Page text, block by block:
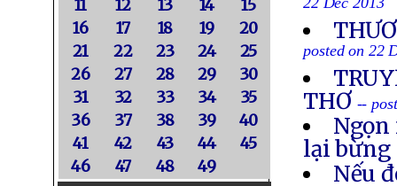
11
12 13 14
15
16
17 18 19
20
21
22 23 24
25
26
27 28 29
30
31
32 33 34
35
36
37 38 39
40
41
42 43 44
45
46
47 48 49
22 Dec 2013
posted on 22
THƠ --
lại bừng
Nếu